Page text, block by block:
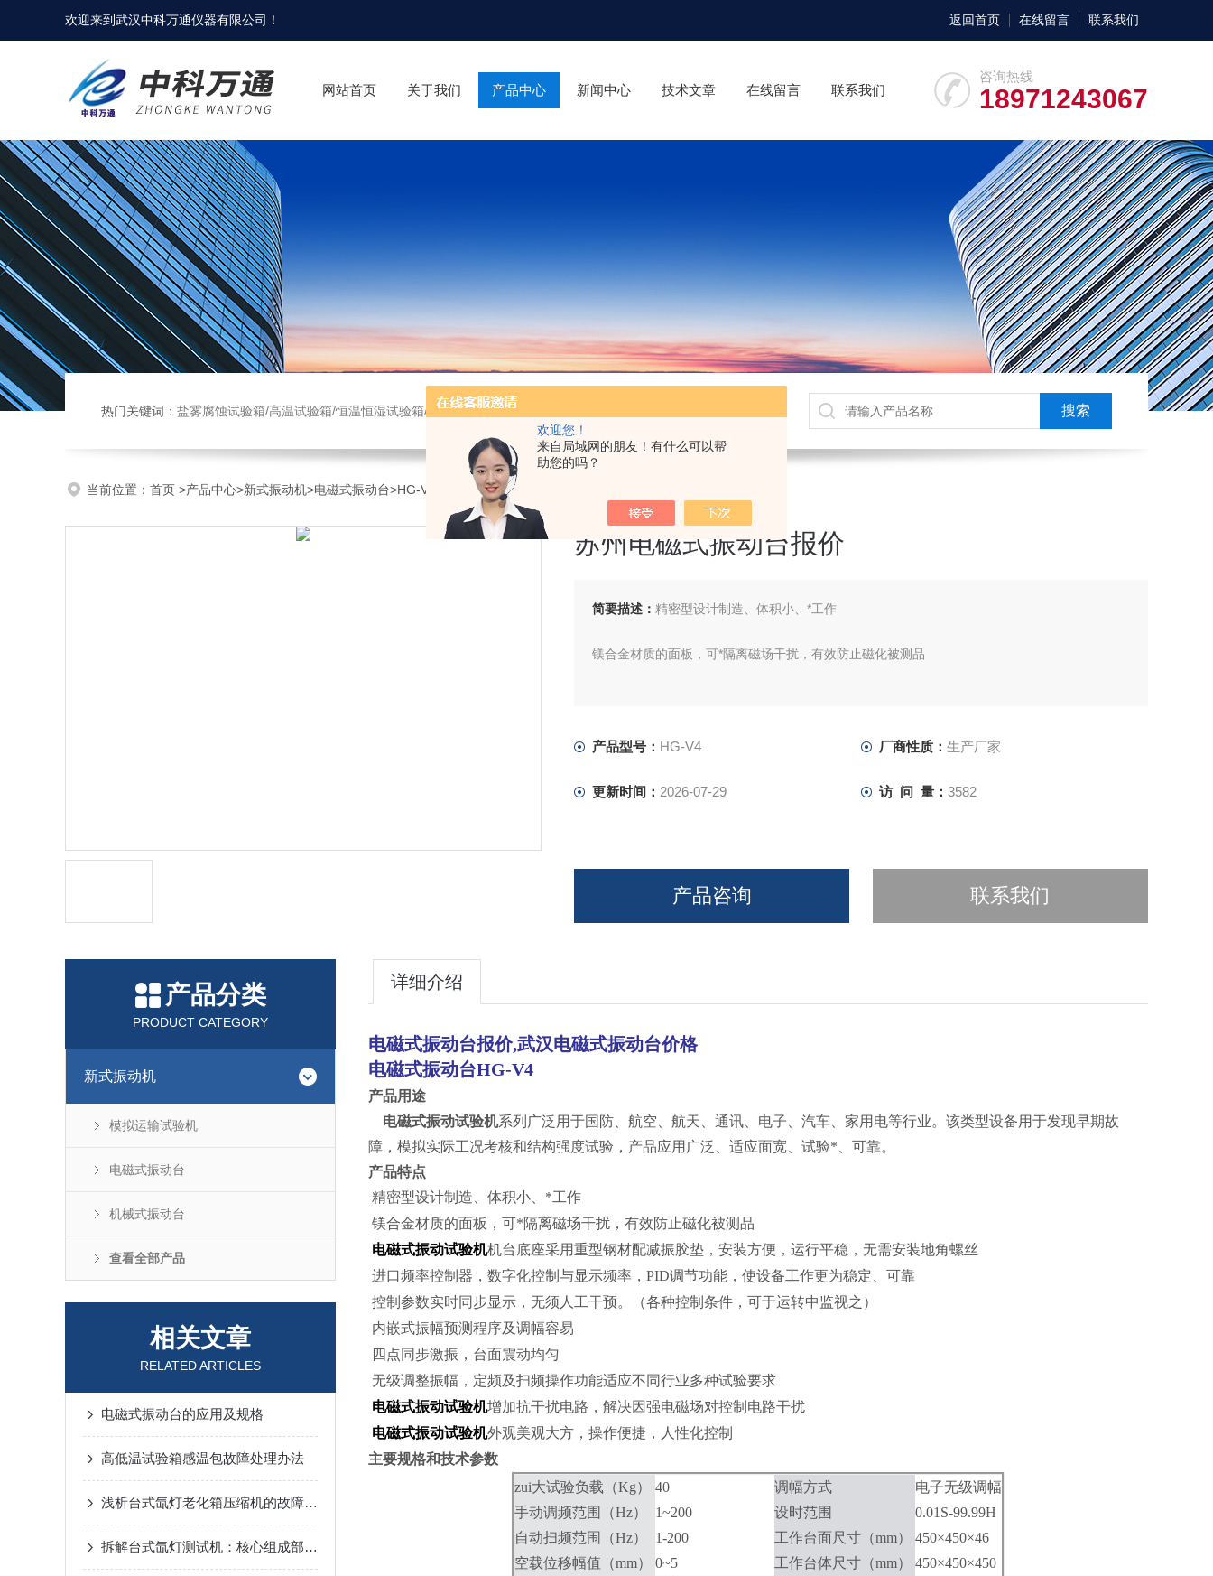
欢迎您！
来自局域网的朋友！有什么可以帮
助您的吗？
欢迎来到武汉中科万通仪器有限公司 ！ 返回首页 在线留言 联系我们
咨询热线
18971243067
网站首页 关于我们 产品中心 新闻中心 技术文章 在线留言 联系我们
热门关键词： 盐雾腐蚀试验箱/高温试验箱/恒温恒湿试验箱/紫外光老化试验箱/鼓风干燥箱/振动试验机/耐臭氧老化试验箱
当前位置： 首页 >产品中心>新式振动机>电磁式振动台>HG-V4苏州电磁式振动台报价
苏州电磁式振动台报价
简要描述： 精密型设计制造、体积小、*工作
镁合金材质的面板，可*隔离磁场干扰，有效防止磁化被测品
产品型号： HG-V4 厂商性质： 生产厂家
更新时间： 2026-07-29 访 问 量： 3582
产品咨询 联系我们
产品分类
PRODUCT CATEGORY
新式振动机
模拟运输试验机
电磁式振动台
机械式振动台
查看全部产品
相关文章
RELATED ARTICLES
电磁式振动台的应用及规格
高低温试验箱感温包故障处理办法
浅析台式氙灯老化箱压缩机的故障及排除方法
拆解台式氙灯测试机：核心组成部件，藏着设备稳定运行的关键密码
详细介绍
电磁式振动台报价,武汉电磁式振动台价格
电磁式振动台HG-V4
产品用途
电磁式振动试验机系列广泛用于国防、航空、航天、通讯、电子、汽车、家用电等行业。该类型设备用于发现早期故
障，模拟实际工况考核和结构强度试验，产品应用广泛、适应面宽、试验*、可靠。
产品特点
精密型设计制造、体积小、*工作
镁合金材质的面板，可*隔离磁场干扰，有效防止磁化被测品
电磁式振动试验机机台底座采用重型钢材配减振胶垫，安装方便，运行平稳，无需安装地角螺丝
进口频率控制器，数字化控制与显示频率， PID调节功能，使设备工作更为稳定、可靠
控制参数实时同步显示，无须人工干预。（各种控制条件，可于运转中监视之）
内嵌式振幅预测程序及调幅容易
四点同步激振，台面震动均匀
无级调整振幅，定频及扫频操作功能适应不同行业多种试验要求
电磁式振动试验机增加抗干扰电路，解决因强电磁场对控制电路干扰
电磁式振动试验机外观美观大方，操作便捷，人性化控制
主要规格和技术参数
zui大试验负载 （Kg） 40 调幅方式
电子无级调幅
手动调频范围
（Hz） 1~200 设时范围
0.01S-99.99H
自动扫频范围
（Hz） 1-200 工作台面尺寸 （mm） 450×450×46
空载位移幅值 （mm） 0~5 工作台体尺寸 （mm）
450×450×450